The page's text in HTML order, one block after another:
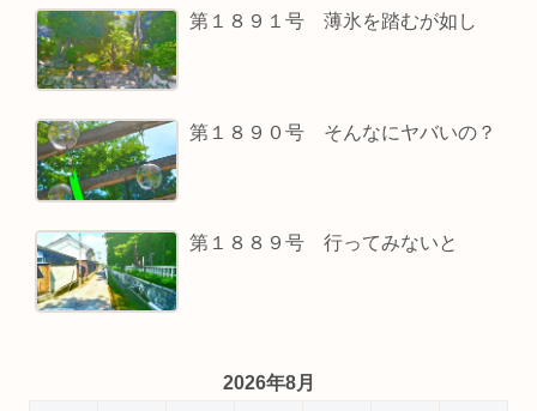
第１８９１号 薄氷を踏むが如し
第１８９０号 そんなにヤバいの？
第１８８９号 行ってみないと
2026年8月